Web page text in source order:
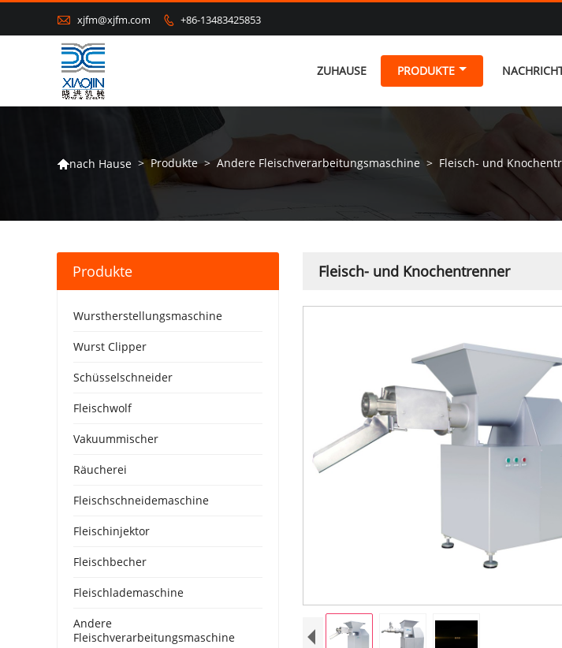
 xjfm@xjfm.com  +86-13483425853
ZUHAUSE PRODUKTE
nach Hause > Produkte > Andere Fleischverarbeitungsmaschine > Fleisch- und
Fleisch- und Knochentrenner
Produkte
Wurstherstellungsmaschine
Wurst Clipper
Schüsselschneider
Fleischwolf
Vakuummischer
Räucherei
Fleischschneidemaschine
Fleischinjektor
Fleischbecher
Fleischlademaschine
Andere
Fleischverarbeitungsmaschine